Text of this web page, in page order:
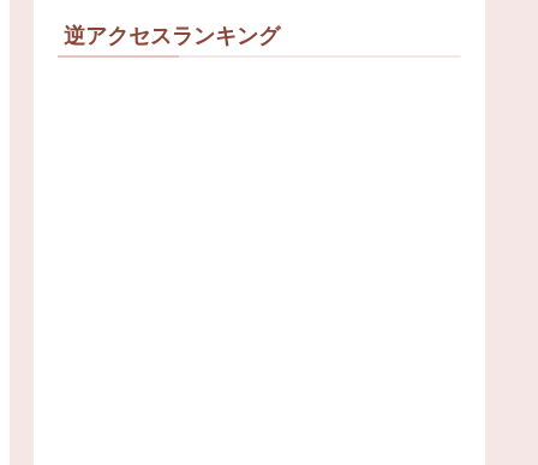
逆アクセスランキング